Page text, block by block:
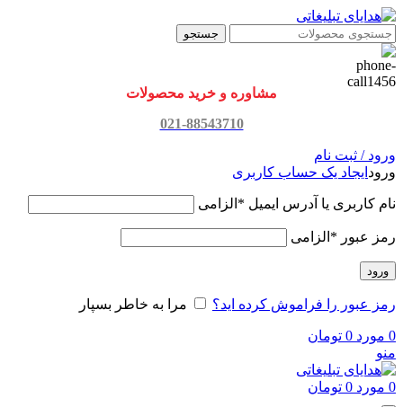
جستجو
مشاوره و خرید محصولات
021-88543710
ورود / ثبت نام
ورود ایجاد یک حساب کاربری
نام کاربری یا آدرس ایمیل * الزامی
رمز عبور * الزامی
ورود
رمز عبور را فراموش کرده اید؟ مرا به خاطر بسپار
0 مورد 0 تومان
منو
0 مورد 0 تومان